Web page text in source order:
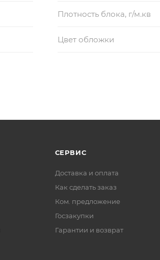
Плотность блока, г/м.кв
Цвет обложки
СЕРВИС
Доставка и оплата
Как сделать заказ
Ком. предложение
Госзакупки
Гарантии и возврат